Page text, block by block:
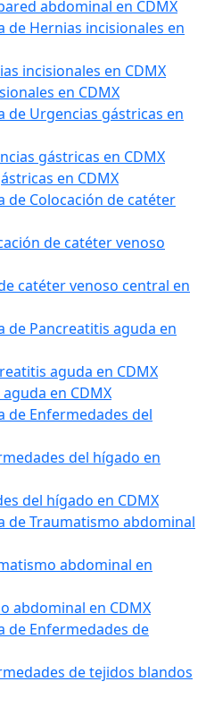
abdominal en CDMX
de Hernias incisionales en
incisionales en CDMX
en CDMX
de Urgencias gástricas en
gástricas en CDMX
en CDMX
de Colocación de catéter
de catéter venoso
catéter venoso central en
de Pancreatitis aguda en
aguda en CDMX
en CDMX
de Enfermedades del
del hígado en
del hígado en CDMX
de Traumatismo abdominal
abdominal en
abdominal en CDMX
de Enfermedades de
de tejidos blandos